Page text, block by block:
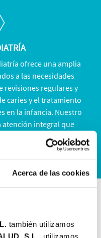
Acerca de las cookies
también utilizamos
ofrece una amplia
a las necesidades
revisiones regulares y
caries y el tratamiento
en la infancia. Nuestro
integral que
y siente las bases
lo largo de sus vidas.